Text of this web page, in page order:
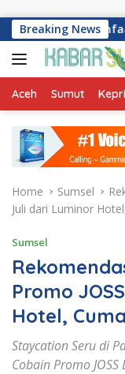
Breaking News
Manfaatkan AI
Aceh Sumut Kepri
Home Sumsel
Juli dari Luminor
Sumsel
Promo
Hotel,
Staycation Seru di
Cobain Promo